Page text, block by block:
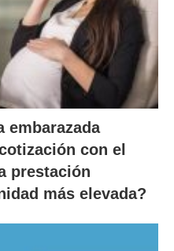
embarazada
con el
prestación
más elevada?